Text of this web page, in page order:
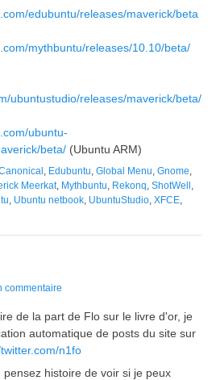
edubuntu/releases/maverick/beta
mythbuntu/releases/10.10/beta/
ubuntustudio/releases/maverick/beta/
ubuntu-
beta/ (Ubuntu ARM)
, Edubuntu, Global Menu, Gnome,
Meerkat, Mythbuntu, Rekonq, ShotWell ,
, Ubuntu netbook, UbuntuStudio, XFCE,
commentaire
de la part de Flo sur le livre d'or, je
automatique de posts du site sur
n1fo
histoire de voir si je peux